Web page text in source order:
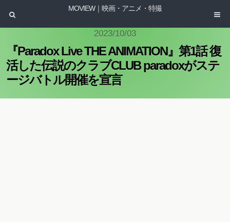
MOVIEW｜映画・アニメ・特撮
2023/10/03
『Paradox Live THE ANIMATION』第1話 復
活した伝説のクラブCLUB paradoxがステ
ージバトル開催を宣言